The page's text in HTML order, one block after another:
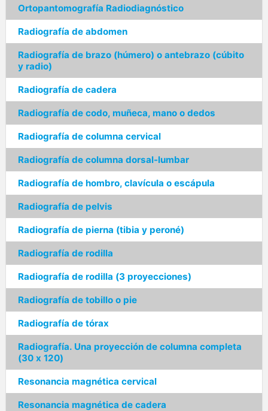
Ortopantomografía Radiodiagnóstico
Radiografía de abdomen
Radiografía de brazo (húmero) o antebrazo (cúbito
y radio)
Radiografía de cadera
Radiografía de codo, muñeca, mano o dedos
Radiografía de columna cervical
Radiografía de columna dorsal-lumbar
Radiografía de hombro, clavícula o escápula
Radiografía de pelvis
Radiografía de pierna (tibia y peroné)
Radiografía de rodilla
Radiografía de rodilla (3 proyecciones)
Radiografía de tobillo o pie
Radiografía de tórax
Radiografía. Una proyección de columna completa
(30 x 120)
Resonancia magnética cervical
Resonancia magnética de cadera